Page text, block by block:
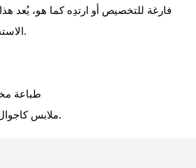
فارغة للتخصيص أو ارتدِه كما هو، يُعد
الاستخدامات لأي خزانة ملابس.
◎ طباعة
◎ ملابس كاجوال متعددة الاستخدامات.